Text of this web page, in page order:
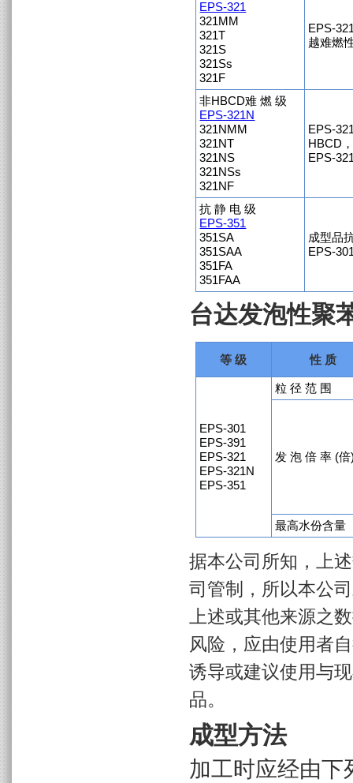
EPS-321
321MM
321T
321S
321Ss
321F
EPS-
越难燃
非HBCD难 燃 级
EPS-321N
321NMM
321NT
321NS
321NSs
321NF
EPS-
HBCD
EPS-
抗 静 电 级
EPS-351
351SA
351SAA
351FA
351FAA
成型品
EPS-
台达发泡性聚
等 级 性 质
EPS-301
EPS-391
EPS-321
EPS-321N
EPS-351
粒 径 范 围
发 泡 倍 率 (
最高水份含量
据本公司所知，上
司管制，所以本公
上述或其他来源之
风险，应由使用者
诱导或建议使用与
品。
成型方法
加工时应经由下